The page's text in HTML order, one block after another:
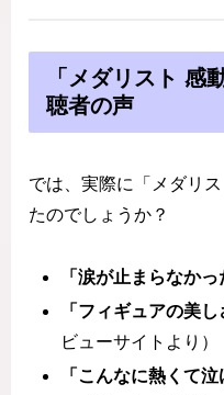
「メダリスト 感
聴者の声
では、実際に「メダリ
たのでしょうか？
「涙が止まらなかっ
「フィギュアの美
ビューサイトより）
「こんなに熱くて